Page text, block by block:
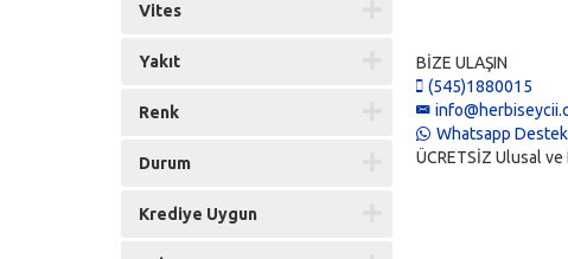
Vites
Yakıt
Renk
Durum
Krediye Uygun
BİZE ULAŞIN
(545)1880015
Whatsapp
ÜCRETSİZ Ulusal